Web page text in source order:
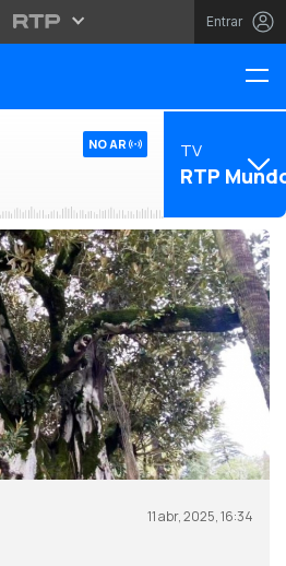
Entrar
NO AR TV
RTP
11 abr, 2025, 16:34